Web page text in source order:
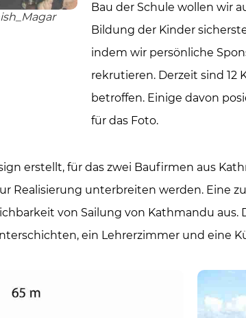
Bau der Schule wollen wir
Bildung der Kinder
indem wir persönliche
rekrutieren. Derzeit sind 12
betroffen. Einige davon
für das Foto.
erstellt, für das zwei Baufirmen aus
Realisierung unterbreiten werden. Eine
von Sailung von Kathmandu aus.
ein Lehrerzimmer und eine